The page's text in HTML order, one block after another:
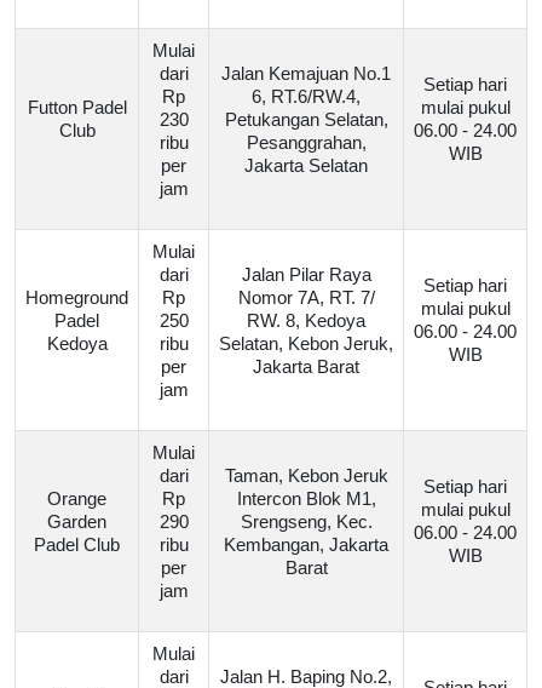
Futton Padel
Club
Mulai
dari
Rp
230
ribu
per
jam
Jalan Kemajuan No.1
6, RT.6/RW.4,
Petukangan Selatan,
Pesanggrahan,
Jakarta Selatan
Setiap hari
mulai pukul
06.00 - 24.00
WIB
Homeground
Padel
Kedoya
Mulai
dari
Rp
250
ribu
per
jam
Jalan Pilar Raya
Nomor 7A, RT. 7/
RW. 8, Kedoya
Selatan, Kebon Jeruk,
Jakarta Barat
Setiap hari
mulai pukul
06.00 - 24.00
WIB
Orange
Garden
Padel Club
Mulai
dari
Rp
290
ribu
per
jam
Taman, Kebon Jeruk
Intercon Blok M1,
Srengseng, Kec.
Kembangan, Jakarta
Barat
Setiap hari
mulai pukul
06.00 - 24.00
WIB
Mulai
dari
Jalan H. Baping No.2,